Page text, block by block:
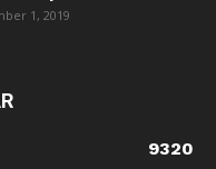
1, 2019
9320